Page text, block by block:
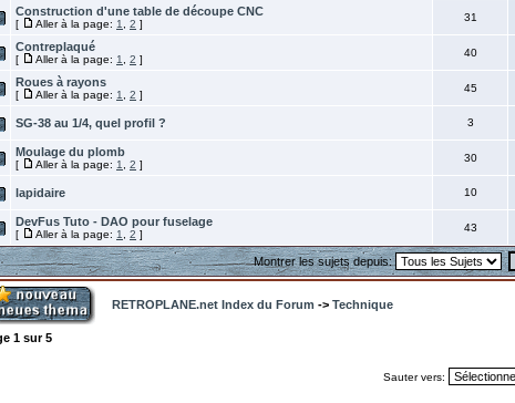
Construction d'une table de découpe CNC
[ Aller à la page: 1 2 ]
31
Contreplaqué
[ Aller à la page: 1 2 ]
40
Roues à rayons
[ Aller à la page: 1 2 ]
45
SG-38 au 1/4, quel profil ? 3
Moulage du plomb
[ Aller à la page: 1 2 ]
30
lapidaire 10
DevFus Tuto - DAO pour fuselage
[ Aller à la page: 1 2 ]
43
Montrer les sujets depuis:
RETROPLANE.net Index du Forum -> Technique
1 sur5
Sauter vers: